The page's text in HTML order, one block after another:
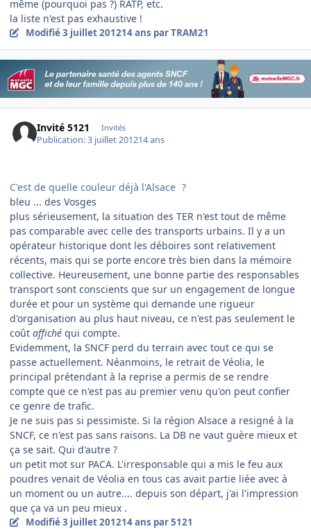
même (pourquoi pas ?) RATP, etc.
la liste n'est pas exhaustive !
Modifié3 juillet 201214 ans par TRAM21
Invité 5121 Invités
Publication:3 juillet 201214 ans
C'est de quelle couleur déjà l'Alsace ?
bleu ... des Vosges
plus sérieusement, la situation des TER n'est tout de même
pas comparable avec celle des transports urbains. Il y a un
opérateur historique dont les déboires sont relativement
récents, mais qui se porte encore très bien dans la mémoire
collective. Heureusement, une bonne partie des responsables
transport sont conscients que sur un engagement de longue
durée et pour un système qui demande une rigueur
d'organisation au plus haut niveau, ce n'est pas seulement le
coût affiché qui compte.
Evidemment, la SNCF perd du terrain avec tout ce qui se
passe actuellement. Néanmoins, le retrait de Véolia, le
principal prétendant à la reprise a permis de se rendre
compte que ce n'est pas au premier venu qu'on peut confier
ce genre de trafic.
Je ne suis pas si pessimiste. Si la région Alsace a resigné à la
SNCF, ce n'est pas sans raisons. La DB ne vaut guère mieux et
ça se sait. Qui d'autre ?
un petit mot sur PACA. L'irresponsable qui a mis le feu aux
poudres venait de Véolia en tous cas avait partie liée avec à
un moment ou un autre.... depuis son départ, j'ai l'impression
que ça va un peu mieux .
Modifié3 juillet 201214 ans par 5121